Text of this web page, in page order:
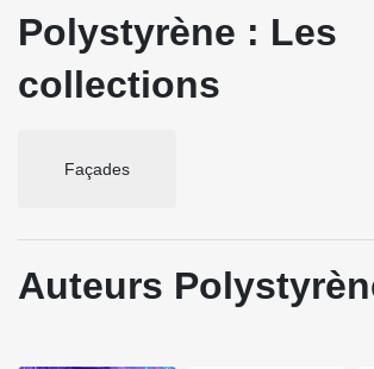
Polystyrène : Les
collections
Façades
Auteurs